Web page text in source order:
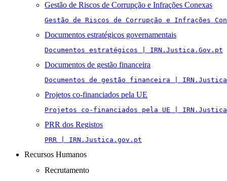
Gestão de Riscos de Corrupção e Infrações Conexas
Gestão de Riscos de Corrupção e Infrações
Documentos estratégicos governamentais
Documentos estratégicos | IRN.Justica.Gov.pt
Documentos de gestão financeira
Documentos de gestão financeira |
Projetos co-financiados pela UE
Projetos co-financiados pela UE |
PRR dos Registos
PRR | IRN.Justica.gov.pt
Recursos Humanos
Recrutamento